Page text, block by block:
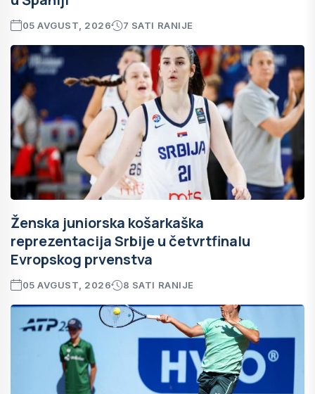
05 AVGUST, 2026 7 SATI RANIJE
Ženska juniorska košarkaška
reprezentacija Srbije u četvrtfinalu
Evropskog prvenstva
05 AVGUST, 2026 8 SATI RANIJE